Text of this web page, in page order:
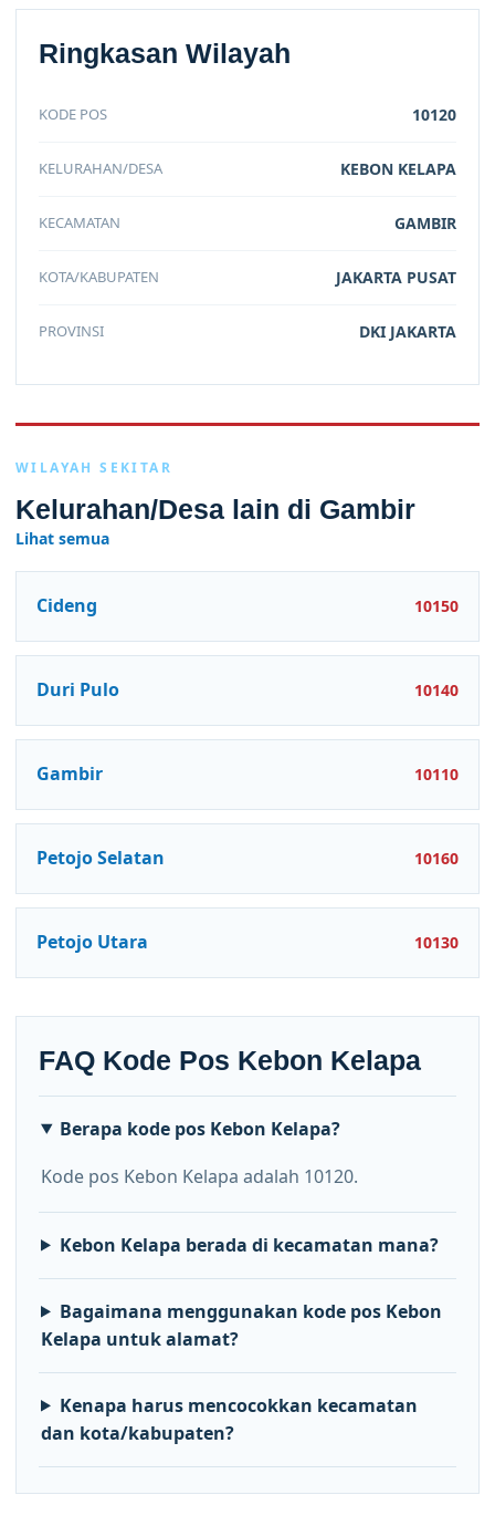
Ringkasan Wilayah
KODE POS 10120
KELURAHAN/DESA KEBON KELAPA
KECAMATAN GAMBIR
KOTA/KABUPATEN JAKARTA PUSAT
PROVINSI DKI JAKARTA
WILAYAH SEKITAR
Kelurahan/Desa lain di Gambir
Lihat semua
Cideng 10150
Duri Pulo 10140
Gambir 10110
Petojo Selatan 10160
Petojo Utara 10130
FAQ Kode Pos Kebon Kelapa
Berapa kode pos Kebon Kelapa?
Kode pos Kebon Kelapa adalah 10120.
Kebon Kelapa berada di kecamatan mana?
Bagaimana menggunakan kode pos Kebon
Kelapa untuk alamat?
Kenapa harus mencocokkan kecamatan
dan kota/kabupaten?